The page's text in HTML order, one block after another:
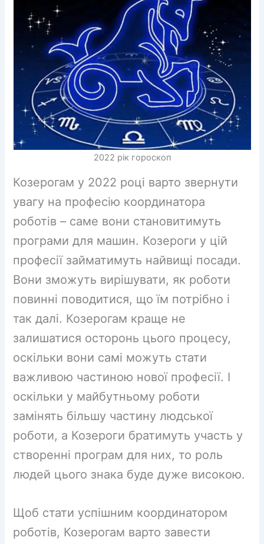
2022 рік гороскоп
Козерогам у 2022 році варто звернути
увагу на професію координатора
роботів – саме вони становитимуть
програми для машин. Козероги у цій
професії займатимуть найвищі посади.
Вони зможуть вирішувати, як роботи
повинні поводитися, що їм потрібно і
так далі. Козерогам краще не
залишатися осторонь цього процесу,
оскільки вони самі можуть стати
важливою частиною нової професії. І
оскільки у майбутньому роботи
замінять більшу частину людської
роботи, а Козероги братимуть участь у
створенні програм для них, то роль
людей цього знака буде дуже високою.
Щоб стати успішним координатором
роботів, Козерогам варто завести